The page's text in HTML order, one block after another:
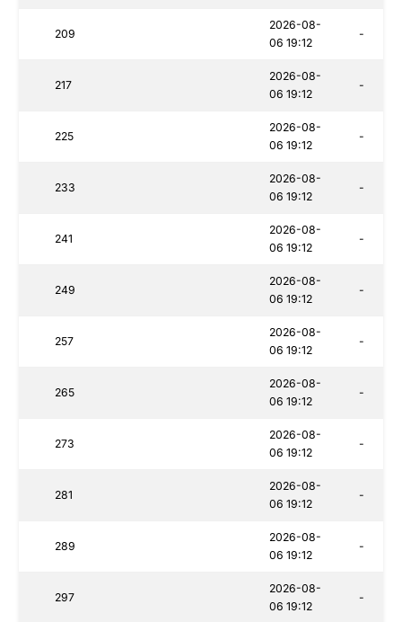
209
2026-08-
06 19:12
-
217
2026-08-
06 19:12
-
225
2026-08-
06 19:12
-
233
2026-08-
06 19:12
-
241
2026-08-
06 19:12
-
249
2026-08-
06 19:12
-
257
2026-08-
06 19:12
-
265
2026-08-
06 19:12
-
273
2026-08-
06 19:12
-
281
2026-08-
06 19:12
-
289
2026-08-
06 19:12
-
297
2026-08-
06 19:12
-